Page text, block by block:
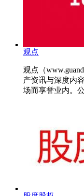
观点
观点（
产资讯与深度内
场而享誉业内。